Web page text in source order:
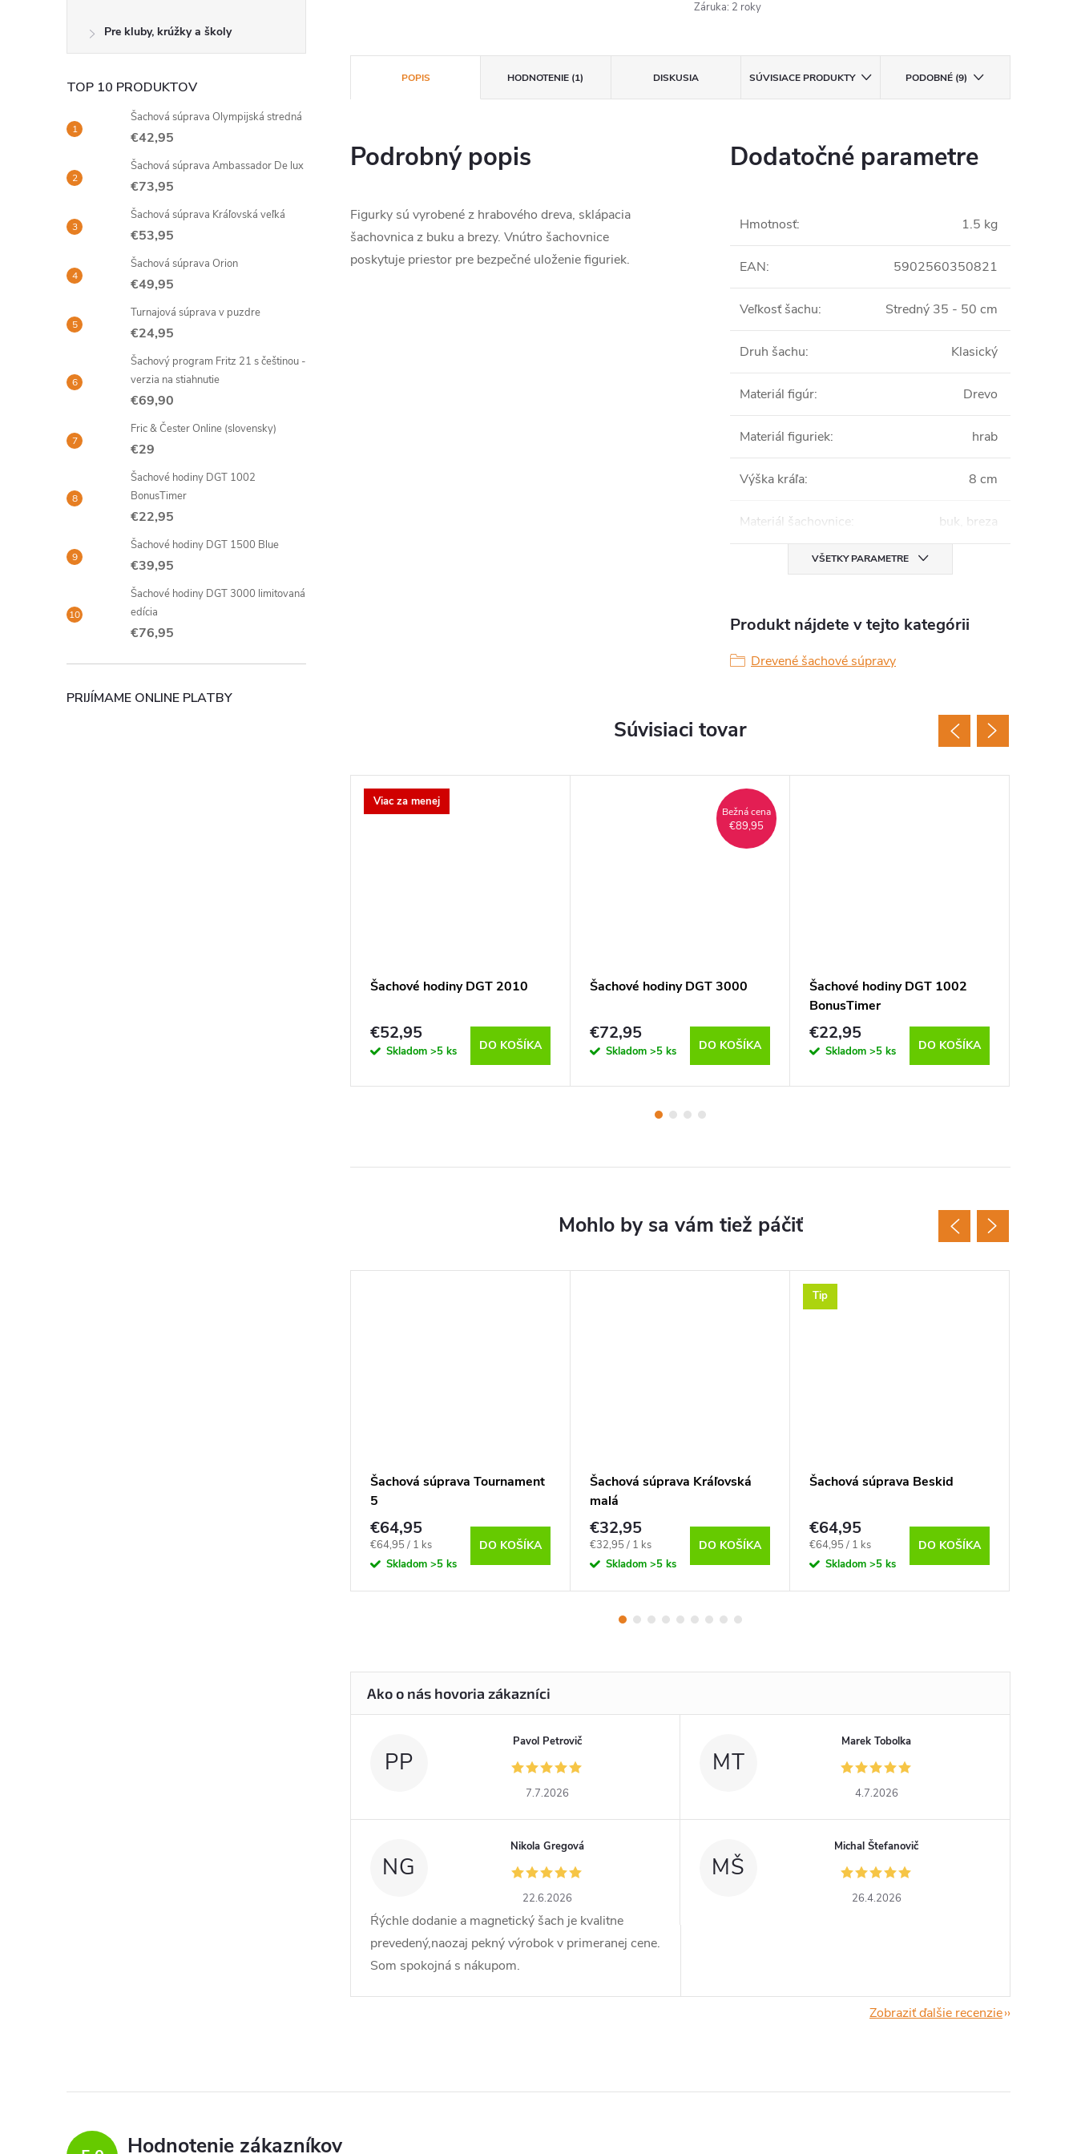
Pre kluby, krúžky a školy
TOP 10 PRODUKTOV
Šachová súprava Olympijská stredná
€42,95
Šachová súprava Ambassador De lux
€73,95
Šachová súprava Kráľovská veľká
€53,95
Šachová súprava Orion
€49,95
Turnajová súprava v puzdre
€24,95
Šachový program Fritz 21 s češtinou -
verzia na stiahnutie
€69,90
Fric & Čester Online (slovensky)
€29
Šachové hodiny DGT 1002
BonusTimer
€22,95
Šachové hodiny DGT 1500 Blue
€39,95
Šachové hodiny DGT 3000 limitovaná
edícia
€76,95
PRIJÍMAME ONLINE PLATBY
Záruka: 2 roky
POPIS HODNOTENIE (1) DISKUSIA SÚVISIACE PRODUKTY PODOBNÉ (9)
Podrobný popis
Figurky sú vyrobené z hrabového dreva, sklápacia
šachovnica z buku a brezy. Vnútro šachovnice
poskytuje priestor pre bezpečné uloženie figuriek.
Dodatočné parametre
Hmotnosť: 1.5 kg
EAN: 5902560350821
Veľkosť šachu: Stredný 35 - 50 cm
Druh šachu: Klasický
Materiál figúr: Drevo
Materiál figuriek: hrab
Výška kráľa: 8 cm
Materiál šachovnice: buk, breza
VŠETKY PARAMETRE
Produkt nájdete v tejto kategórii
Drevené šachové súpravy
Súvisiaci tovar
Viac za menej
Šachové hodiny DGT 2010
€52,95
Skladom >5 ks DO KOŠÍKA
€89,95
Šachové hodiny DGT 3000
€72,95
Skladom >5 ks DO KOŠÍKA
Šachové hodiny DGT 1002
BonusTimer
€22,95
Skladom >5 ks DO KOŠÍKA
Šachová súprava Tournament
5
€64,95
Jednotková
cena:
€64,95 / 1 ks
Skladom >5 ks
DO KOŠÍKA
Šachová súprava Kráľovská
malá
€32,95
Jednotková
cena:
€32,95 / 1 ks
Skladom >5 ks
DO KOŠÍKA
Tip
Šachová súprava Beskid
€64,95
Jednotková
cena:
€64,95 / 1 ks
Skladom >5 ks
DO KOŠÍKA
PP
Pavol Petrovič
7.7.2026
MT
Marek Tobolka
4.7.2026
NG
Nikola Gregová
22.6.2026
Ŕýchle dodanie a magnetický šach je kvalitne
prevedený,naozaj pekný výrobok v primeranej cene.
Som spokojná s nákupom.
MŠ
Michal Štefanovič
26.4.2026
Zobraziť ďalšie recenzie
Hodnotenie zákazníkov